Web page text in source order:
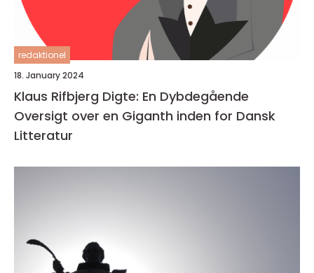
redaktionel
18. January 2024
Klaus Rifbjerg Digte: En Dybdegående
Oversigt over en Giganth inden for Dansk
Litteratur